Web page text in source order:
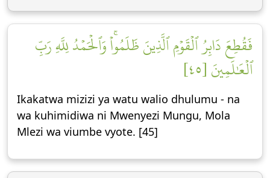
فَقُطِعَ دَابِرُ ٱلۡقَوۡمِ ٱلَّذِينَ ظَلَمُواْۚ وَٱلۡحَمۡدُ لِلَّهِ رَبِّ
ٱلۡعَٰلَمِينَ [٤٥]
Ikakatwa mizizi ya watu walio dhulumu - na
wa kuhimidiwa ni Mwenyezi Mungu, Mola
Mlezi wa viumbe vyote. [45]